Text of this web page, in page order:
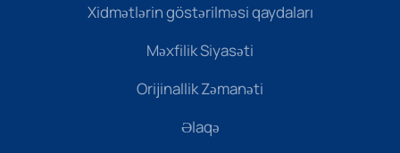
Xidmətlərin göstərilməsi qaydaları
Məxfilik Siyasəti
Orijinallik Zəmanəti
Əlaqə